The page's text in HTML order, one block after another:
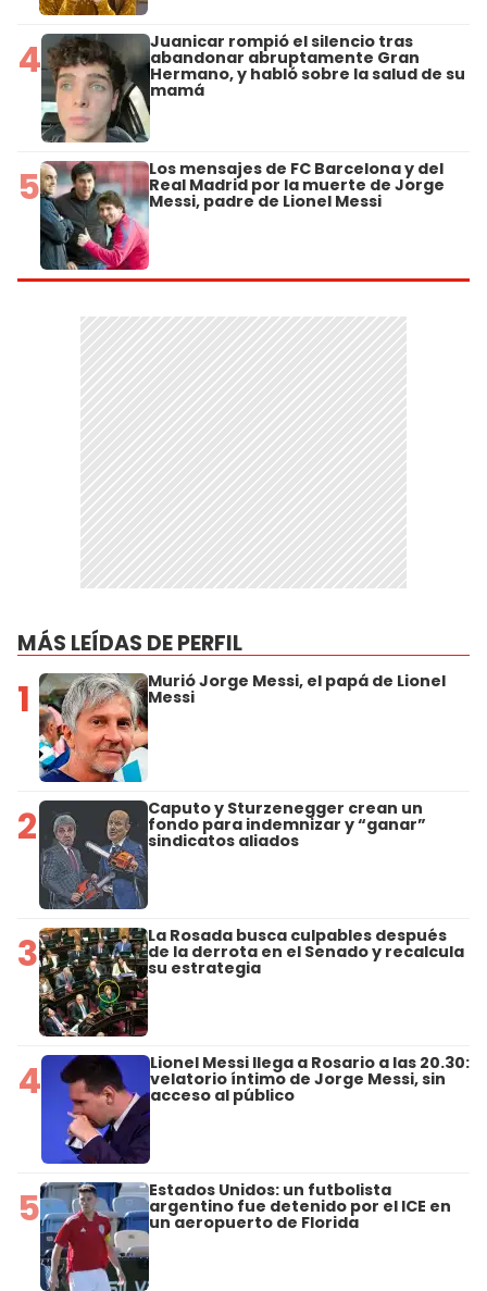
4 Juanicar rompió el silencio tras
abandonar abruptamente Gran
Hermano, y habló sobre la salud de su
mamá
5 Los mensajes de FC Barcelona y del
Real Madrid por la muerte de Jorge
Messi, padre de Lionel Messi
MÁS LEÍDAS DE PERFIL
1 Murió Jorge Messi, el papá de Lionel
Messi
2 Caputo y Sturzenegger crean un
fondo para indemnizar y “ganar”
sindicatos aliados
3 La Rosada busca culpables después
de la derrota en el Senado y recalcula
su estrategia
4 Lionel Messi llega a Rosario a las 20.30:
velatorio íntimo de Jorge Messi, sin
acceso al público
5 Estados Unidos: un futbolista
argentino fue detenido por el ICE en
un aeropuerto de Florida